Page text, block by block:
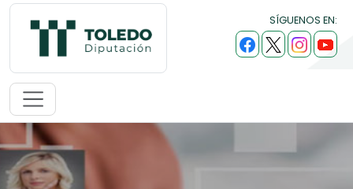
SÍGUENOS EN: